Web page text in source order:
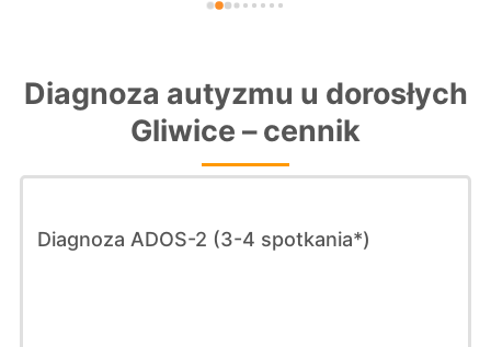
Diagnoza autyzmu u dorosłych
Gliwice – cennik
Diagnoza ADOS-2 (3-4 spotkania*)